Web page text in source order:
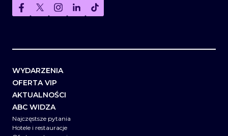
WYDARZENIA
OFERTA VIP
AKTUALNOŚCI
ABC WIDZA
Najczęstsze pytania
Hotele i restauracje